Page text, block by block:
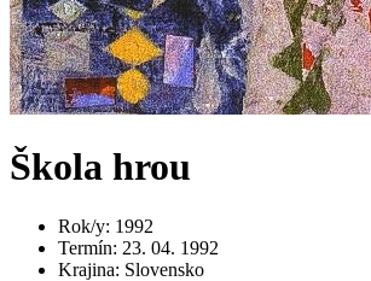
Škola hrou
Rok/y: 1992
Termín: 23. 04. 1992
Krajina: Slovensko